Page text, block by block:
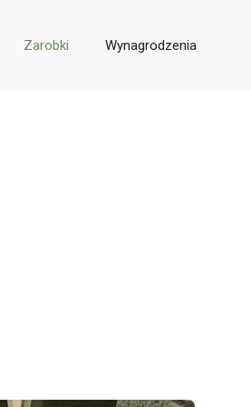
Zarobki Wynagrodzenia